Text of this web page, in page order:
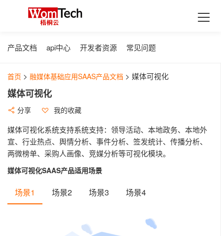
xpaper融媒体报刊
Xedit融媒体采编
XDMPS融媒体媒资管理
XTP融媒体选题策划
融媒体发布SAAS应用
xportal网站群
xlearning云答题
舆情分析
社会化媒体综合管理与发布
解决方案
融媒体中心行业解决方案
集团企业融媒体中心解决方案
广电行业融媒体中心解决方案
政府行业地市级融媒体中心解决方案
融媒体中心应用解决方案
xpaper融媒体报刊SAAS解决方案
支持与服务
数据加工服务
历史报刊数据库建设
扫描加工服务
全息数据代加工服务
开发者资源
合作伙伴
了解更多
关于中栖梧桐云
最新动态
产品文档 api中心 开发者资源 常见问题
首页 > 融媒体基础应用SAAS产品文档 > 媒体可视化
媒体可视化
分享 我的收藏
媒体可视化系统支持系统支持：领导活动、本地政务、本地外
宣、行业热点、舆情分析、事件分析、签发统计、传播分析、
两微榜单、采购人画像、竞媒分析等可视化模块。
媒体可视化SAAS产品适用场景
场景1 场景2 场景3 场景4